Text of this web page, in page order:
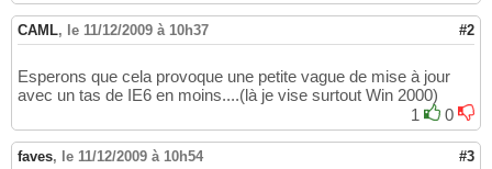
CAML, le 11/12/2009 à 10h37 #2
Esperons que cela provoque une petite vague de mise à jour
avec un tas de IE6 en moins....(là je vise surtout Win 2000)
1
0
faves, le 11/12/2009 à 10h54 #3